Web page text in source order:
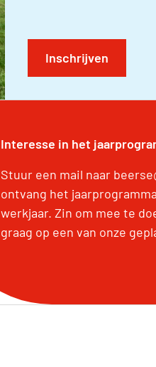
Inschrijven
Interesse in het
Stuur een mail naar
ontvang het
werkjaar. Zin om mee te
graag op een van onze